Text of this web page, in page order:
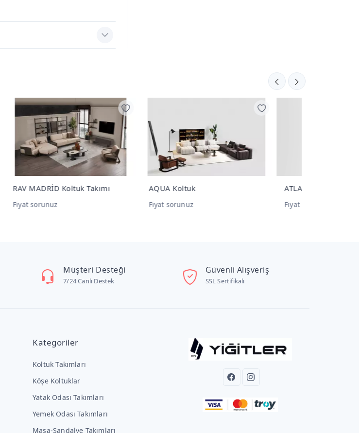
AQUA Koltuk
Fiyat sorunuz
ATLANTİS Koltuk
Fiyat sorunuz
Müşteri Desteği
7/24 Canlı Destek
Güvenli Alışveriş
SSL Sertifikalı
Kategoriler
Koltuk Takımları
Köşe Koltuklar
Yatak Odası Takımları
Yemek Odası Takımları
Masa-Sandalye Takımları